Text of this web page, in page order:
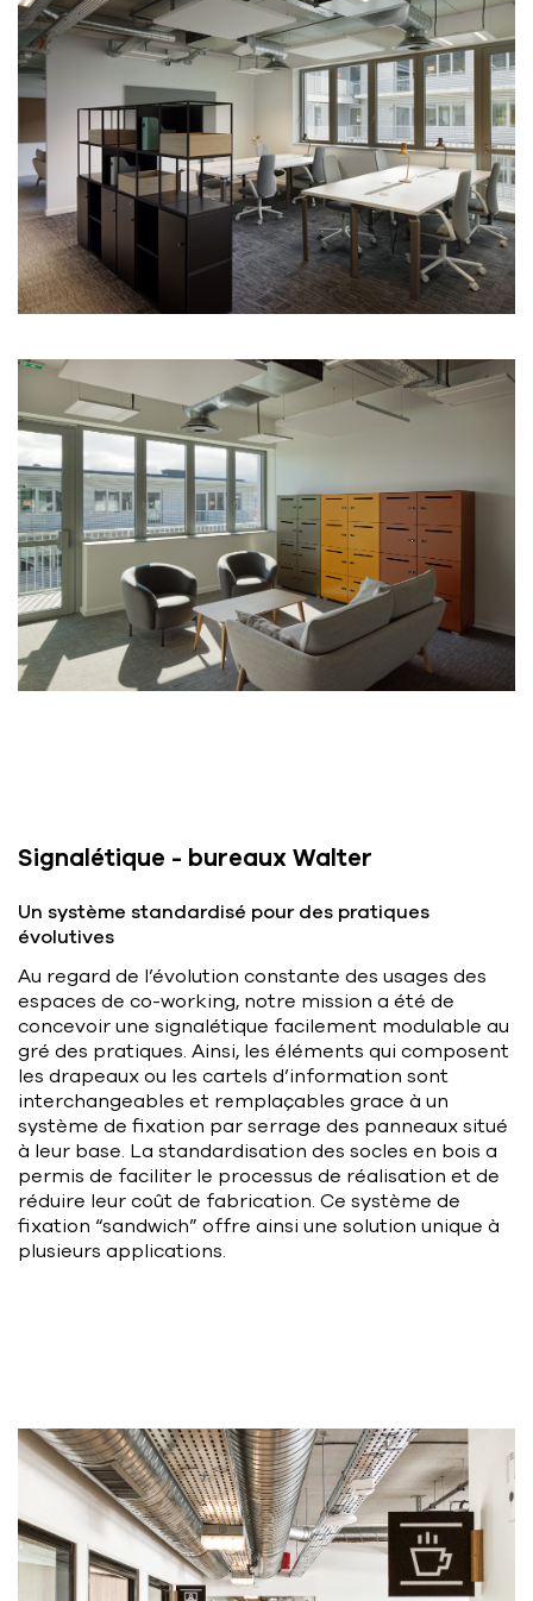
Signalétique - bureaux Walter
Un système standardisé pour des pratiques
évolutives
Au regard de l’évolution constante des usages des
espaces de co-working, notre mission a été de
concevoir une signalétique facilement modulable au
gré des pratiques. Ainsi, les éléments qui composent
les drapeaux ou les cartels d’information sont
interchangeables et remplaçables grace à un
système de fixation par serrage des panneaux situé
à leur base. La standardisation des socles en bois a
permis de faciliter le processus de réalisation et de
réduire leur coût de fabrication. Ce système de
fixation “sandwich” offre ainsi une solution unique à
plusieurs applications.